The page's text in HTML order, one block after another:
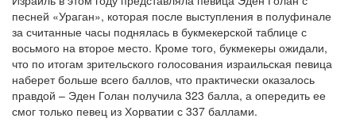
песней «Ураган», которая после выступления в полуфинале
за считанные часы поднялась в букмекерской таблице с
восьмого на второе место. Кроме того, букмекеры ожидали,
что по итогам зрительского голосования израильская певица
наберет больше всего баллов, что практически оказалось
правдой – Эден Голан получила 323 балла, а опередить ее
смог только певец из Хорватии с 337 баллами.